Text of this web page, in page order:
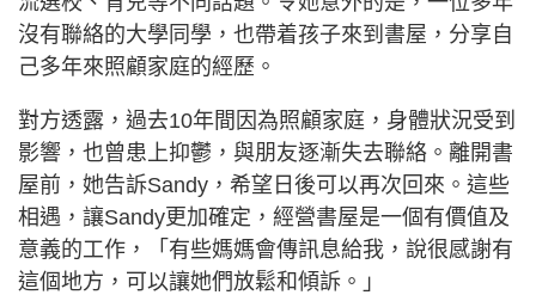
沒有聯絡的大學同學，也帶着孩子來到書屋，分享自
己多年來照顧家庭的經歷。
對方透露，過去10年間因為照顧家庭，身體狀況受到
影響，也曾患上抑鬱，與朋友逐漸失去聯絡。離開書
屋前，她告訴Sandy，希望日後可以再次回來。這些
相遇，讓Sandy更加確定，經營書屋是一個有價值及
意義的工作，「有些媽媽會傳訊息給我，說很感謝有
這個地方，可以讓她們放鬆和傾訴。」